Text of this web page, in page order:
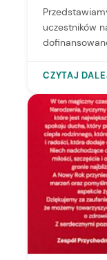
uczestników
CZYTAJ